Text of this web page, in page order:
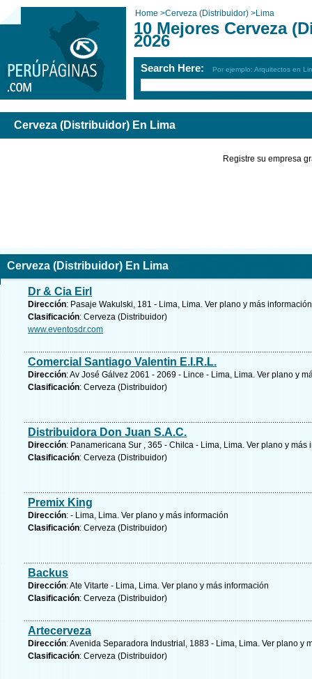
Home >Cerveza (Distribuidor) >Lima
10 Mejores Cerveza
2026
Search Here: Por ejemplo: Arquitectos en
Cerveza (Distribuidor) En Lima
Registre su empresa
Cerveza (Distribuidor) En Lima
Dr & Cia Eirl
Dirección: Pasaje Wakulski, 181 - Lima, Lima. Ver plano y más información
Clasificación: Cerveza (Distribuidor)
www.eventosdr.com
Comercial Santiago Valentin E.I.R.L.
Dirección: Av José Gálvez 2061 - 2069 - Lince - Lima, Lima. Ver plano y
Clasificación: Cerveza (Distribuidor)
Distribuidora Don Juan S.A.C.
Dirección: Panamericana Sur , 365 - Chilca - Lima, Lima. Ver plano y más
Clasificación: Cerveza (Distribuidor)
Premix King
Dirección: - Lima, Lima. Ver plano y más información
Clasificación: Cerveza (Distribuidor)
Backus
Dirección: Ate Vitarte - Lima, Lima. Ver plano y más información
Clasificación: Cerveza (Distribuidor)
Artecerveza
Dirección: Avenida Separadora Industrial, 1883 - Lima, Lima. Ver plano y
Clasificación: Cerveza (Distribuidor)